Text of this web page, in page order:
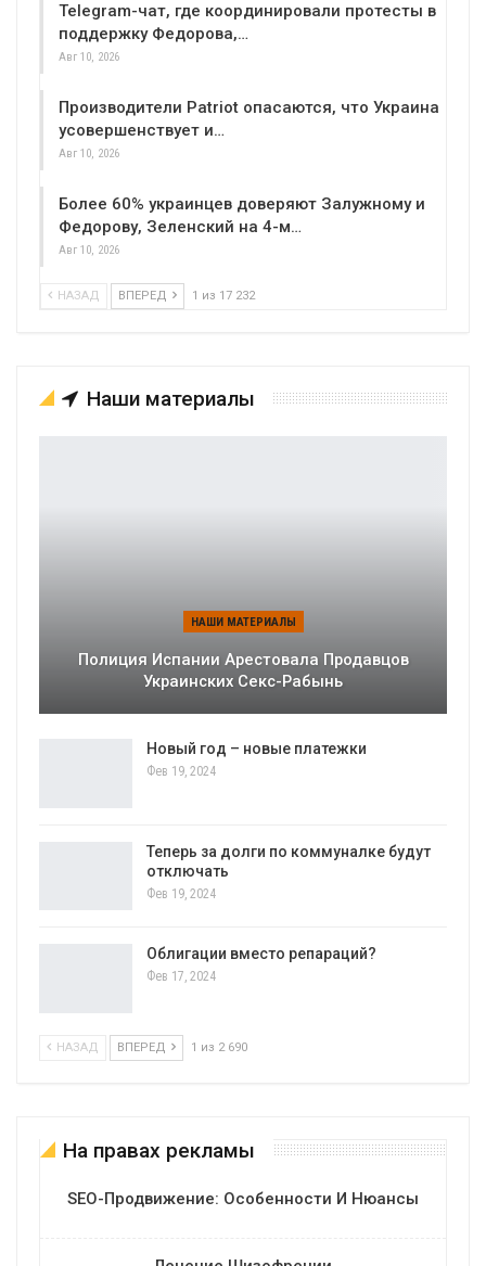
Telegram-чат, где координировали протесты в
поддержку Федорова,…
Авг 10, 2026
Производители Patriot опасаются, что Украина
усовершенствует и…
Авг 10, 2026
Более 60% украинцев доверяют Залужному и
Федорову, Зеленский на 4-м…
Авг 10, 2026
НАЗАД ВПЕРЕД 1 из 17 232
Наши материалы
НАШИ МАТЕРИАЛЫ
Полиция Испании Арестовала Продавцов
Украинских Секс-Рабынь
Новый год – новые платежки
Фев 19, 2024
Теперь за долги по коммуналке будут
отключать
Фев 19, 2024
Облигации вместо репараций?
Фев 17, 2024
НАЗАД ВПЕРЕД 1 из 2 690
На правах рекламы
SEO-Продвижение: Особенности И Нюансы